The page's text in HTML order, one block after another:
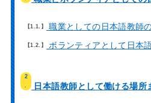
1.1. 職業としての日本語教師
1.2. ボランティアとして日本
2
日本語教師として働ける場所